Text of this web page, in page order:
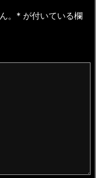
。 * が付いている欄